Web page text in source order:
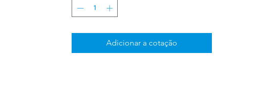
Adicionar a cotação